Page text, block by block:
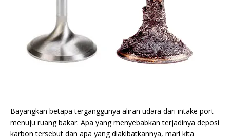
Bayangkan betapa terganggunya aliran udara dari intake port
menuju ruang bakar. Apa yang menyebabkan terjadinya deposi
karbon tersebut dan apa yang diakibatkannya, mari kita